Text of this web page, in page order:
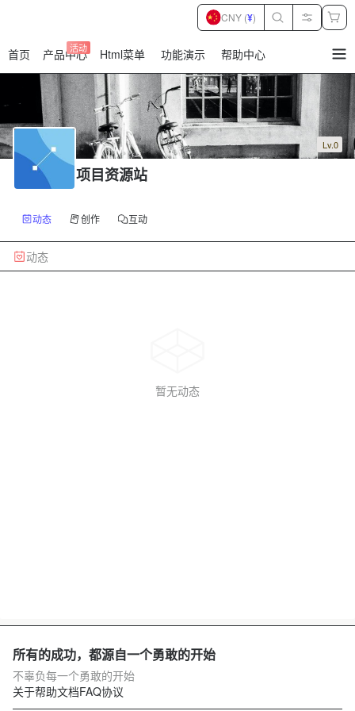
首页 产品中心
活动 Html菜单 功能演示 帮助中心
CNY (¥)
Lv.0
项目资源站
动态 创作 互动
动态
暂无动态
所有的成功，都源自一个勇敢的开始
不辜负每一个勇敢的开始
关于帮助文档FAQ协议